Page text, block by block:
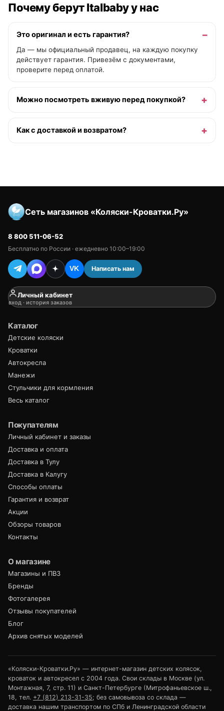
Почему берут Italbaby у нас
Это оригинал и есть гарантия?
Да — мы официальный продавец, на каждую покупку
действует гарантия. Привезём с документами,
проверите перед оплатой.
Можно посмотреть вживую перед покупкой?
Как с доставкой и возвратом?
Сеть магазинов «Коляски-Кроватки.Ру»
8 800 511-06-52
Бесплатно по России · ежедневно 10:00–19:00
VK Написать нам
Личный кабинет
вход · история заказов
Каталог
Детские коляски
Кроватки
Автокресла
Манежи
Стульчики для кормления
Весь каталог
Покупателям
Личный кабинет и заказы
Доставка и оплата
Доставка в Тулу
Доставка в Калугу
Способы оплаты
Гарантия и возврат
Акции
Обзоры товаров
Контакты
О магазине
Магазины и ПВЗ
Бренды
Фотогалерея
Отзывы покупателей
Блог
Архив снятых моделей
«Коляски-Кроватки.Ру» — интернет-магазин детских колясок,
кроваток и автокресел с 2004 года. Свои склады в Москве (ул.
Монтажная, 7, стр. 11) и Санкт-Петербурге (Митрофаньевское ш.,
18, тел. +7 (812) 213-31-35; без самовывоза со склада —
доставка нашим транспортом по СПб и Ленинградской области